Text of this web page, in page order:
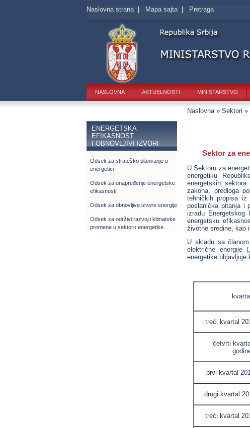
Naslovna strana| Mapa sajta| Pretraga
NASLOVNA AKTUELNOSTI MINISTARSTVO
Naslovna » Sektori »
ENERGETSKA
EFIKASNOST
I OBNOVLЈIVI IZVORI
Odsek za strateško planiranje u
energetici
Odsek za unapređenje energetske
efikasnosti
Odsek za obnovlјive izvore energije
Odsek za održivi razvoj i klimatske
promene u sektoru energetike
Sektor za
U Sektoru za
energetiku
energetskih
zakona, predloga
tehničkih propisa
poslanička pitanja i
izradu Energetskog
energetsku
životne sredine, kao
U skladu sa
električne energije
energetike objavljuje
treći kvartal
četvrti
prvi kvartal
drugi kvartal
treći kvartal